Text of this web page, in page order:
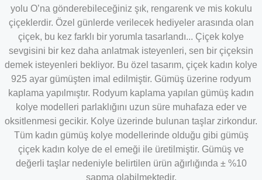
yolu O’na gönderebileceğiniz şık, rengarenk ve mis kokulu
çiçeklerdir. Özel günlerde verilecek hediyeler arasında olan
çiçek, bu kez farklı bir yorumla tasarlandı... Çiçek kolye
sevgisini bir kez daha anlatmak isteyenleri, sen bir çiçeksin
demek isteyenleri bekliyor. Bu özel tasarım, çiçek kadın kolye
925 ayar gümüşten imal edilmiştir. Gümüş üzerine rodyum
kaplama yapılmıştır. Rodyum kaplama yapılan gümüş kadın
kolye modelleri parlaklığını uzun süre muhafaza eder ve
oksitlenmesi gecikir. Kolye üzerinde bulunan taşlar zirkondur.
Tüm kadın gümüş kolye modellerinde olduğu gibi gümüş
çiçek kadın kolye de el emeği ile üretilmiştir. Gümüş ve
değerli taşlar nedeniyle belirtilen ürün ağırlığında ± %10
sapma olabilmektedir.